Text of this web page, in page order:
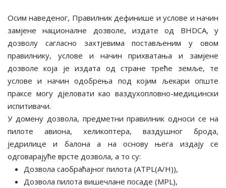
Осим наведеног, Правилник дефинише и услове и начин
замјене националне дозволе, издате од BHDCA, у
дозволу сагласно захтјевима постављеним у овом
правилнику, услове и начин прихватања и замјене
дозволе која је издата од стране треће земље, те
услове и начин одобрења под којим љекари опште
праксе могу дјеловати као ваздухопловно-медицински
испитивачи.
У домену дозвола, предметни правилник односи се на
пилоте авиона, хеликоптера, ваздушног брода,
једрилице и балона а на основу њега издају се
одговарајуће врсте дозвола, а то су:
Дозвола саобраћајног пилота (ATPL(A/H)),
Дозвола пилота вишечлане посаде (MPL),